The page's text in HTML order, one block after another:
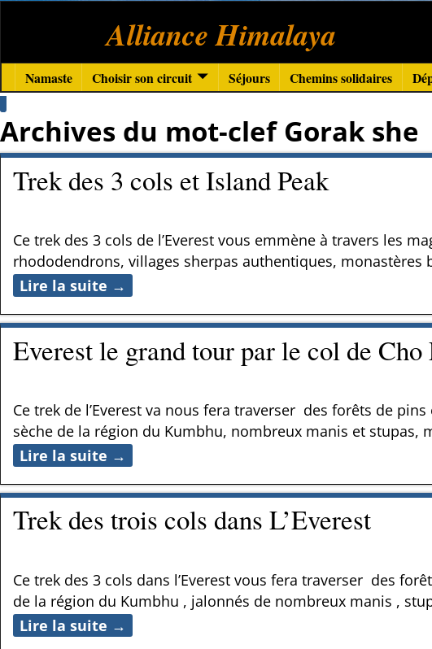
Alliance Himalaya
Namaste Choisir son circuit Séjours Chemins solidaires
Archives du mot-clef Gorak she
Trek des 3 cols et Island Peak
Ce trek des 3 cols de l’Everest vous emmène à travers les
rhododendrons, villages sherpas authentiques, monastères
Lire la suite →
Everest le grand tour par le col de Cho
Ce trek de l’Everest va nous fera traverser des forêts de
sèche de la région du Kumbhu, nombreux manis et stupas,
Lire la suite →
Trek des trois cols dans L’Everest
Ce trek des 3 cols dans l’Everest vous fera traverser des
de la région du Kumbhu , jalonnés de nombreux manis ,
Lire la suite →